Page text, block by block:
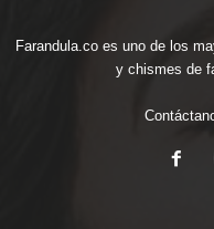
Farandula.co es uno de los
y chismes de